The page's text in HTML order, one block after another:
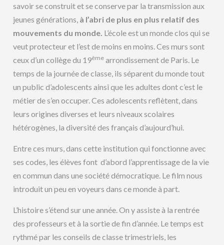
savoir se construit et se conserve par la transmission aux
jeunes générations, à l’abri de plus en plus relatif des
mouvements du monde. L’école est un monde clos qui se
veut protecteur et l’est de moins en moins. Ces murs sont
ceux d’un collège du 19ème arrondissement de Paris. Le
temps de la journée de classe, ils séparent du monde tout
un public d’adolescents ainsi que les adultes dont c’est le
métier de s’en occuper. Ces adolescents reflètent, dans
leurs origines diverses et leurs niveaux scolaires
hétérogènes, la diversité des français d’aujourd’hui.
Entre ces murs, dans cette institution qui fonctionne avec
ses codes, les élèves font d’abord l’apprentissage de la vie
en commun dans une société démocratique. Le film nous
introduit un peu en voyeurs dans ce monde à part.
L’histoire s’étend sur une année. On y assiste à la rentrée
des professeurs et à la sortie de fin d’année. Le temps est
rythmé par les conseils de classe trimestriels, les